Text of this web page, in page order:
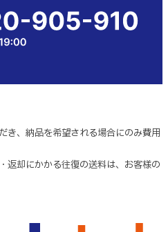
き、納品を希望される場合にのみ費用
返却にかかる往復の送料は、お客様の